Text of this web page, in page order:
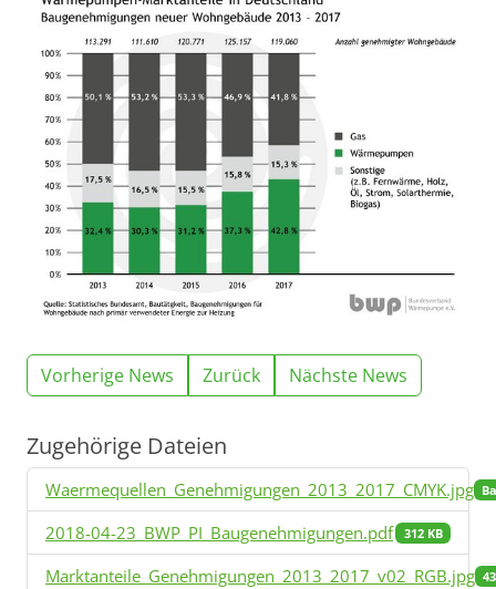
Vorherige News Zurück Nächste News
Zugehörige Dateien
Waermequellen_Genehmigungen_2013_2017_CMYK.jpg
2018-04-23_BWP_PI_Baugenehmigungen.pdf 312 KB
Marktanteile_Genehmigungen_2013_2017_v02_RGB.jpg